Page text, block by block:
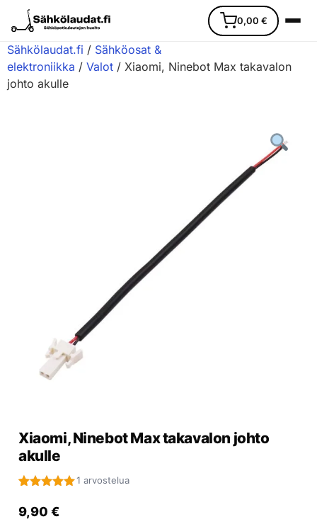
0,00 €
Yhteystiedot
Sähkölaudat.fi / Sähköosat &
elektroniikka / Valot / Xiaomi, Ninebot Max takavalon
johto akulle
Xiaomi, Ninebot Max takavalon johto
akulle
5:stä
perustuen
1 arvostelua
9,90 €